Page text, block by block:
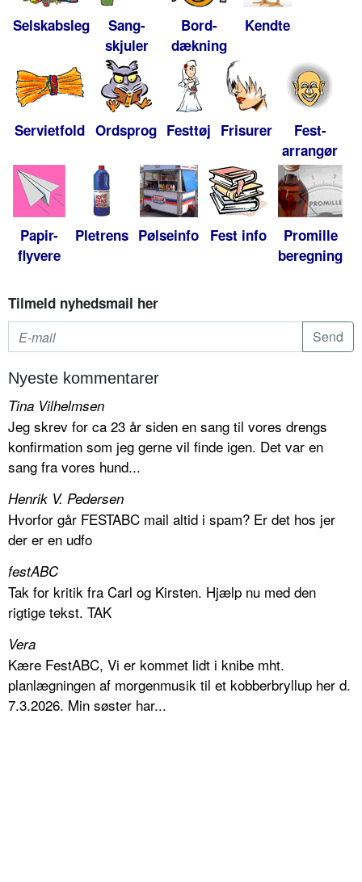
Selskabsleg
Sang-
skjuler
Bord-
dækning
Kendte
Servietfold Ordsprog Festtøj Frisurer
Fest-
arrangør
Papir-
flyvere
Pletrens Pølseinfo Fest info
Promille
beregning
Tilmeld nyhedsmail her
Nyeste kommentarer
Tina Vilhelmsen
Jeg skrev for ca 23 år siden en sang til vores drengs
konfirmation som jeg gerne vil finde igen. Det var en
sang fra vores hund...
Henrik V. Pedersen
Hvorfor går FESTABC mail altid i spam? Er det hos jer
der er en udfo
festABC
Tak for kritik fra Carl og Kirsten. Hjælp nu med den
rigtige tekst. TAK
Vera
Kære FestABC, Vi er kommet lidt i knibe mht.
planlægningen af morgenmusik til et kobberbryllup her d.
7.3.2026. Min søster har...